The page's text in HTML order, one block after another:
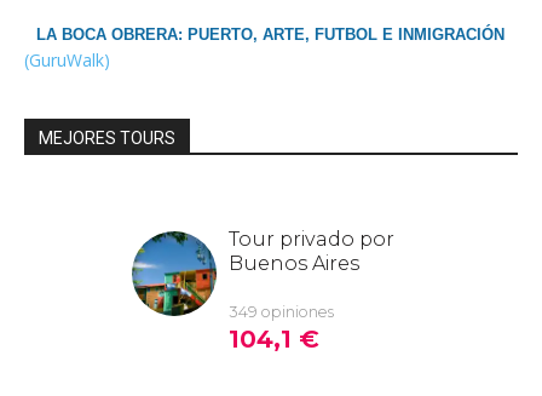
LA BOCA OBRERA: PUERTO, ARTE, FUTBOL E INMIGRACIÓN
(GuruWalk)
MEJORES TOURS